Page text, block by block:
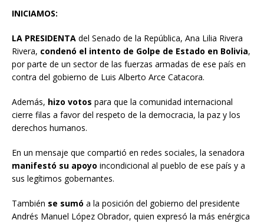
INICIAMOS:
LA PRESIDENTA del Senado de la República, Ana Lilia Rivera
Rivera, condenó el intento de Golpe de Estado en Bolivia,
por parte de un sector de las fuerzas armadas de ese país en
contra del gobierno de Luis Alberto Arce Catacora.
Además, hizo votos para que la comunidad internacional
cierre filas a favor del respeto de la democracia, la paz y los
derechos humanos.
En un mensaje que compartió en redes sociales, la senadora
manifestó su apoyo incondicional al pueblo de ese país y a
sus legítimos gobernantes.
También se sumó a la posición del gobierno del presidente
Andrés Manuel López Obrador, quien expresó la más enérgica